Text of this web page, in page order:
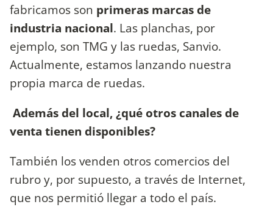
fabricamos son primeras marcas de
industria nacional. Las planchas, por
ejemplo, son TMG y las ruedas, Sanvio.
Actualmente, estamos lanzando nuestra
propia marca de ruedas.
Además del local, ¿qué otros canales de
venta tienen disponibles?
También los venden otros comercios del
rubro y, por supuesto, a través de Internet,
que nos permitió llegar a todo el país.